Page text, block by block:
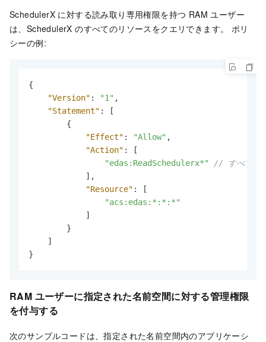
SchedulerX に対する読み取り専用権限を持つ RAM ユーザー
は、SchedulerX のすべてのリソースをクエリできます。 ポリ
シーの例:
{
"Version" : "1" ,
"Statement" :
[
{
"Effect" : "Allow" ,
"Action" :
[
"edas:ReadSchedulerx*"
// すべての
] ,
"Resource" :
[
"acs:edas:*:*:*"
]
}
]
}
RAM ユーザーに指定された名前空間に対する管理権限
を付与する
次のサンプルコードは、指定された名前空間内のアプリケーシ